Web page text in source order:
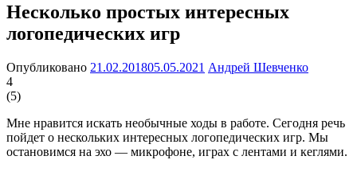
Несколько простых интересных
логопедических игр
Опубликовано 21.02.201805.05.2021 Андрей Шевченко
4
(5)
Мне нравится искать необычные ходы в работе. Сегодня речь
пойдет о нескольких интересных логопедических игр. Мы
остановимся на эхо — микрофоне, играх с лентами и кеглями.